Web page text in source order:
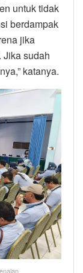
untuk tidak
berdampak
jika
Jika sudah
katanya.